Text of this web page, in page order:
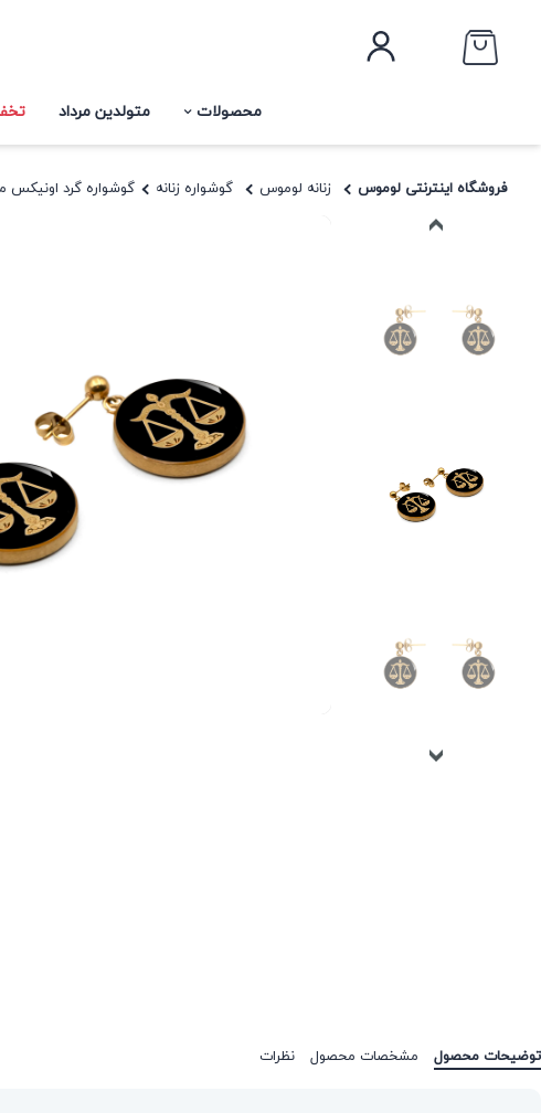
محصولات متولدین مرداد
فروشگاه اینترنتی لوموس زنانه لوموس گوشواره زنانه گوشواره گرد اونیکس
توضیحات محصول مشخصات محصول نظرات